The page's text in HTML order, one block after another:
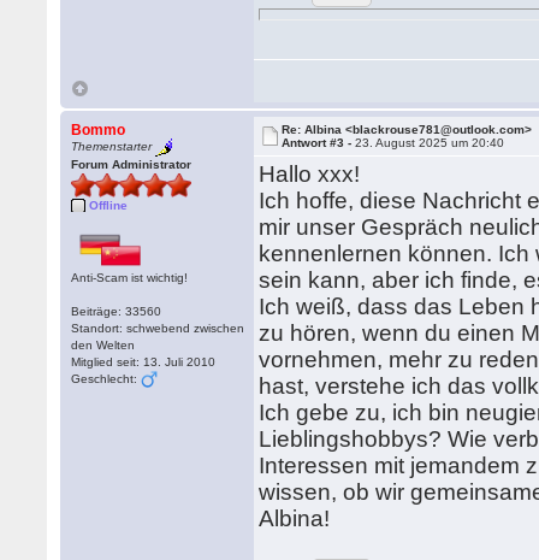
Bommo
Themenstarter
Forum Administrator
Offline
Anti-Scam ist wichtig!
Beiträge: 33560
Standort: schwebend zwischen
den Welten
Mitglied seit: 13. Juli 2010
Geschlecht:
Re: Albina <blackrouse781@outlook.com>
Antwort #3 -23. August 2025 um 20:40
Hallo xxx!
Ich hoffe, diese Nachricht
mir unser Gespräch
kennenlernen können.
sein kann, aber ich finde,
Ich weiß, dass das Leben
zu hören, wenn du einen
vornehmen, mehr zu
hast, verstehe ich das
Ich gebe zu, ich bin
Lieblingshobbys? Wie
Interessen mit jemandem
wissen, ob wir
Albina!